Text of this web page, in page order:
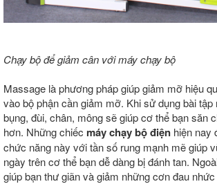
Chạy bộ để giảm cân với máy chạy bộ
Massage là phương pháp giúp giảm mỡ hiệu
vào bộ phận cần giảm mỡ. Khi sử dụng bài
bụng, đùi, chân, mông sẽ giúp cơ thể bạn săn
hơn. Những chiếc máy chạy bộ điện hiện nay
chức năng này với tần số rung mạnh mẽ giúp
ngày trên cơ thể bạn dễ dàng bị đánh tan.
giúp bạn thư giãn và giảm những cơn đau